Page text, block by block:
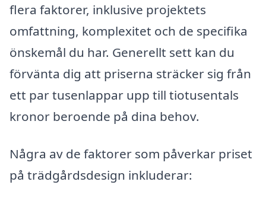
flera faktorer, inklusive projektets
omfattning, komplexitet och de specifika
önskemål du har. Generellt sett kan du
förvänta dig att priserna sträcker sig från
ett par tusenlappar upp till tiotusentals
kronor beroende på dina behov.
Några av de faktorer som påverkar priset
på trädgårdsdesign inkluderar: